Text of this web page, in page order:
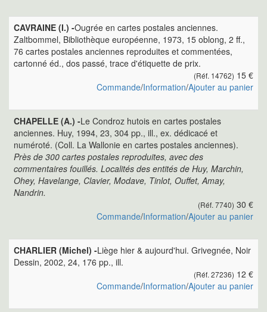
CAVRAINE (I.) -Ougrée en cartes postales anciennes.
Zaltbommel, Bibliothèque européenne, 1973, 15 oblong, 2 ff.,
76 cartes postales anciennes reproduites et commentées,
cartonné éd., dos passé, trace d'étiquette de prix.
(Réf. 14762) 15 €
Commande/Information/Ajouter au panier
CHAPELLE (A.) -Le Condroz hutois en cartes postales
anciennes. Huy, 1994, 23, 304 pp., ill., ex. dédicacé et
numéroté. (Coll. La Wallonie en cartes postales anciennes).
Près de 300 cartes postales reproduites, avec des
commentaires fouillés. Localités des entités de Huy, Marchin,
Ohey, Havelange, Clavier, Modave, Tinlot, Ouffet, Amay,
Nandrin.
(Réf. 7740) 30 €
Commande/Information/Ajouter au panier
CHARLIER (Michel) -Liège hier & aujourd'hui. Grivegnée, Noir
Dessin, 2002, 24, 176 pp., ill.
(Réf. 27236) 12 €
Commande/Information/Ajouter au panier